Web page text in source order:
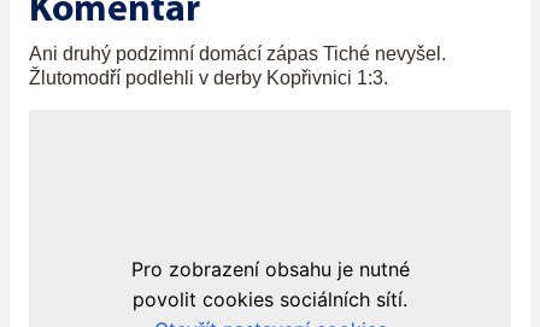
Komentář
Ani druhý podzimní domácí zápas Tiché nevyšel.
Žlutomodří podlehli v derby Kopřivnici 1:3.